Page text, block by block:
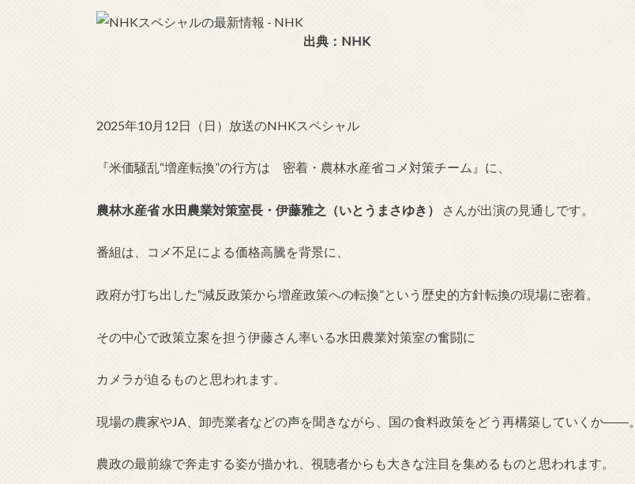
出典：NHK
2025年10月12日（日）放送のNHKスペシャル
『米価騒乱“増産転換”の行方は 密着・農林水産省コメ対策チーム』に、
農林水産省 水田農業対策室長・伊藤雅之（いとうまさゆき） さんが出演の見通しです。
番組は、コメ不足による価格高騰を背景に、
政府が打ち出した“減反政策から増産政策への転換”という歴史的方針転換の現場に密着。
その中心で政策立案を担う伊藤さん率いる水田農業対策室の奮闘に
カメラが迫るものと思われます。
現場の農家やJA、卸売業者などの声を聞きながら、国の食料政策をどう再構築していくか――。
農政の最前線で奔走する姿が描かれ、視聴者からも大きな注目を集めるものと思われます。